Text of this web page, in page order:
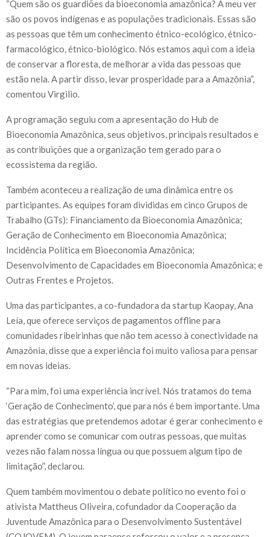
“Quem são os guardiões da bioeconomia amazônica? A meu ver
são os povos indígenas e as populações tradicionais. Essas são
as pessoas que têm um conhecimento étnico-ecológico, étnico-
farmacológico, étnico-biológico. Nós estamos aqui com a ideia
de conservar a floresta, de melhorar a vida das pessoas que
estão nela. A partir disso, levar prosperidade para a Amazônia”,
comentou Virgilio.
A programação seguiu com a apresentação do Hub de
Bioeconomia Amazônica, seus objetivos, principais resultados e
as contribuições que a organização tem gerado para o
ecossistema da região.
Também aconteceu a realização de uma dinâmica entre os
participantes. As equipes foram divididas em cinco Grupos de
Trabalho (GTs): Financiamento da Bioeconomia Amazônica;
Geração de Conhecimento em Bioeconomia Amazônica;
Incidência Política em Bioeconomia Amazônica;
Desenvolvimento de Capacidades em Bioeconomia Amazônica; e
Outras Frentes e Projetos.
Uma das participantes, a co-fundadora da startup Kaopay, Ana
Leía, que oferece serviços de pagamentos offline para
comunidades ribeirinhas que não tem acesso à conectividade na
Amazônia, disse que a experiência foi muito valiosa para pensar
em novas ideias.
“Para mim, foi uma experiência incrível. Nós tratamos do tema
‘Geração de Conhecimento’, que para nós é bem importante. Uma
das estratégias que pretendemos adotar é gerar conhecimento e
aprender como se comunicar com outras pessoas, que muitas
vezes não falam nossa língua ou que possuem algum tipo de
limitação”, declarou.
Quem também movimentou o debate político no evento foi o
ativista Mattheus Oliveira, cofundador da Cooperação da
Juventude Amazônica para o Desenvolvimento Sustentável